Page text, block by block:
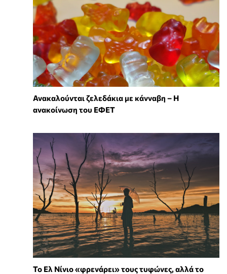
Ανακαλούνται ζελεδάκια με κάνναβη – Η
ανακοίνωση του ΕΦΕΤ
Το Ελ Νίνιο «φρενάρει» τους τυφώνες, αλλά το